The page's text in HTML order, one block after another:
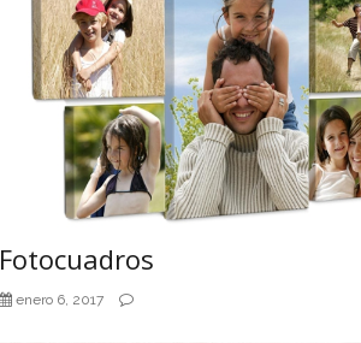
Fotocuadros
enero 6, 2017